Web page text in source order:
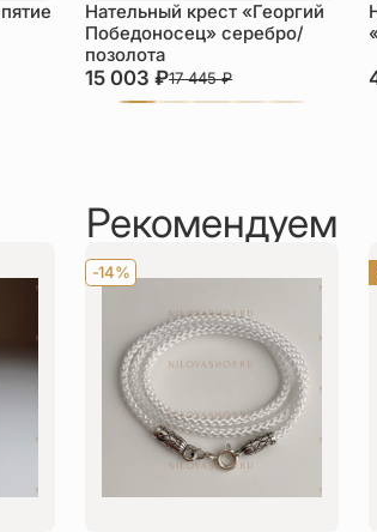
Нательный крест «Георгий
Победоносец» серебро/
позолота
15 003₽17 445₽
Рекомендуем
-14%